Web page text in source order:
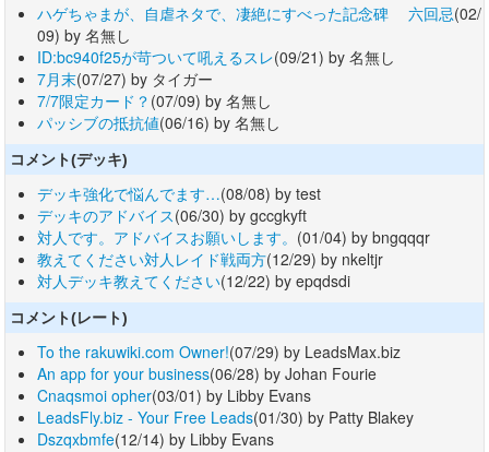
ハゲちゃまが、自虐ネタで、凄絶にすべった記念碑 六回忌(02/
09) by 名無し
ID:bc940f25が苛ついて吼えるスレ(09/21) by 名無し
7月末(07/27) by タイガー
7/7限定カード？ (07/09) by 名無し
パッシブの抵抗値(06/16) by 名無し
コメント(デッキ)
デッキ強化で悩んでます…(08/08) by test
デッキのアドバイス(06/30) by gccgkyft
対人です。アドバイスお願いします。 (01/04) by bngqqqr
教えてください対人レイド戦両方(12/29) by nkeltjr
対人デッキ教えてください(12/22) by epqdsdi
コメント(レート)
To the rakuwiki.com Owner!(07/29) by LeadsMax.biz
An app for your business(06/28) by Johan Fourie
Cnaqsmoi opher(03/01) by Libby Evans
LeadsFly.biz - Your Free Leads(01/30) by Patty Blakey
Dszqxbmfe(12/14) by Libby Evans